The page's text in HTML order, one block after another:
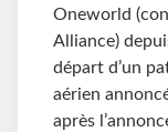
Oneworld
Alliance)
départ d’un
aérien
après